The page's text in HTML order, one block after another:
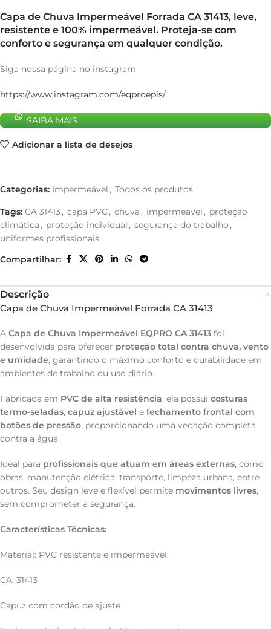
Capa de Chuva Impermeável Forrada CA 31413, leve,
resistente e 100% impermeável. Proteja-se com
conforto e segurança em qualquer condição.
Siga nossa página no instagram
https://www.instagram.com/eqproepis/
SAIBA MAIS
Adicionar a lista de desejos
Categorias: Impermeável , Todos os produtos
Tags: CA 31413 , capa PVC, chuva , impermeável , proteção
climática , proteção individual , segurança do trabalho ,
uniformes profissionais
Compartilhar:
Descrição
Capa de Chuva Impermeável Forrada CA 31413
A Capa de Chuva Impermeável EQPRO CA 31413 foi
desenvolvida para oferecer proteção total contra chuva, vento
e umidade, garantindo o máximo conforto e durabilidade em
ambientes de trabalho ou uso diário.
Fabricada em PVC de alta resistência, ela possui costuras
termo-seladas, capuz ajustável e fechamento frontal com
botões de pressão, proporcionando uma vedação completa
contra a água.
Ideal para profissionais que atuam em áreas externas, como
obras, manutenção elétrica, transporte, limpeza urbana, entre
outros. Seu design leve e flexível permite movimentos livres,
sem comprometer a segurança.
Características Técnicas:
Material: PVC resistente e impermeável
CA: 31413
Capuz com cordão de ajuste